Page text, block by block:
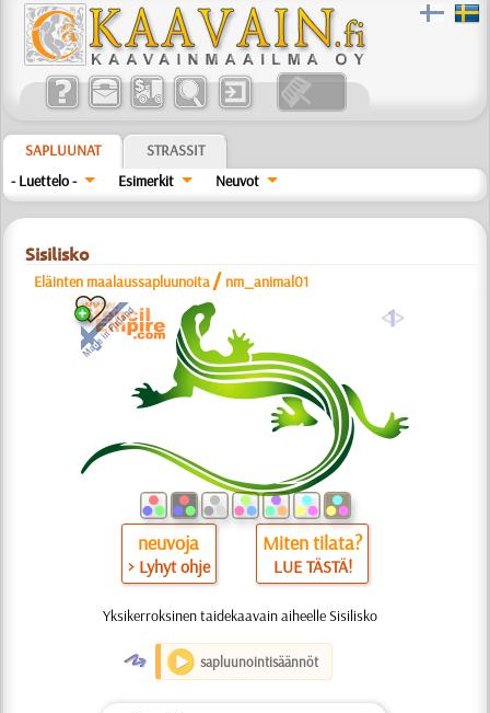
SAPLUUNAT
STRASSIT
- Luettelo -
Esimerkit Neuvot
Sisilisko
Eläinten maalaussapluunoita / nm_animal01
a
neuvoja
> Lyhyt ohje
Miten tilata?
LUE TÄSTÄ!
Yksikerroksinen taidekaavain aiheelle Sisilisko
O sapluunointisäännöt